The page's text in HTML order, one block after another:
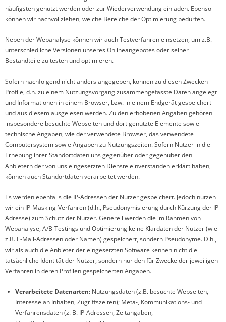
häufigsten genutzt werden oder zur Wiederverwendung einladen. Ebenso
können wir nachvollziehen, welche Bereiche der Optimierung bedürfen.
Neben der Webanalyse können wir auch Testverfahren einsetzen, um z.B.
unterschiedliche Versionen unseres Onlineangebotes oder seiner
Bestandteile zu testen und optimieren.
Sofern nachfolgend nicht anders angegeben, können zu diesen Zwecken
Profile, d.h. zu einem Nutzungsvorgang zusammengefasste Daten angelegt
und Informationen in einem Browser, bzw. in einem Endgerät gespeichert
und aus diesem ausgelesen werden. Zu den erhobenen Angaben gehören
insbesondere besuchte Webseiten und dort genutzte Elemente sowie
technische Angaben, wie der verwendete Browser, das verwendete
Computersystem sowie Angaben zu Nutzungszeiten. Sofern Nutzer in die
Erhebung ihrer Standortdaten uns gegenüber oder gegenüber den
Anbietern der von uns eingesetzten Dienste einverstanden erklärt haben,
können auch Standortdaten verarbeitet werden.
Es werden ebenfalls die IP-Adressen der Nutzer gespeichert. Jedoch nutzen
wir ein IP-Masking-Verfahren (d.h., Pseudonymisierung durch Kürzung der IP-
Adresse) zum Schutz der Nutzer. Generell werden die im Rahmen von
Webanalyse, A/B-Testings und Optimierung keine Klardaten der Nutzer (wie
z.B. E-Mail-Adressen oder Namen) gespeichert, sondern Pseudonyme. D.h.,
wir als auch die Anbieter der eingesetzten Software kennen nicht die
tatsächliche Identität der Nutzer, sondern nur den für Zwecke der jeweiligen
Verfahren in deren Profilen gespeicherten Angaben.
Verarbeitete Datenarten: Nutzungsdaten (z.B. besuchte Webseiten,
Interesse an Inhalten, Zugriffszeiten); Meta-, Kommunikations- und
Verfahrensdaten (z. B. IP-Adressen, Zeitangaben,